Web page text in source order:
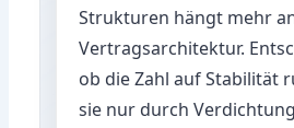
Strukturen hängt mehr
Vertragsarchitektur.
ob die Zahl auf Stabilität
sie nur durch